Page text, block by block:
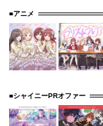
■アニメ
■シャイニーPRオファー